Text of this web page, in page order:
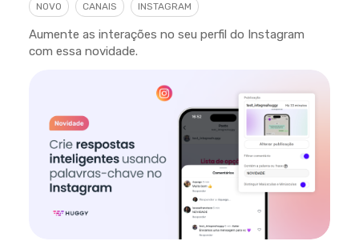
NOVO CANAIS INSTAGRAM
Aumente as interações no seu perfil do Instagram
com essa novidade.